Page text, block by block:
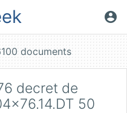
account_circle
decret de
50